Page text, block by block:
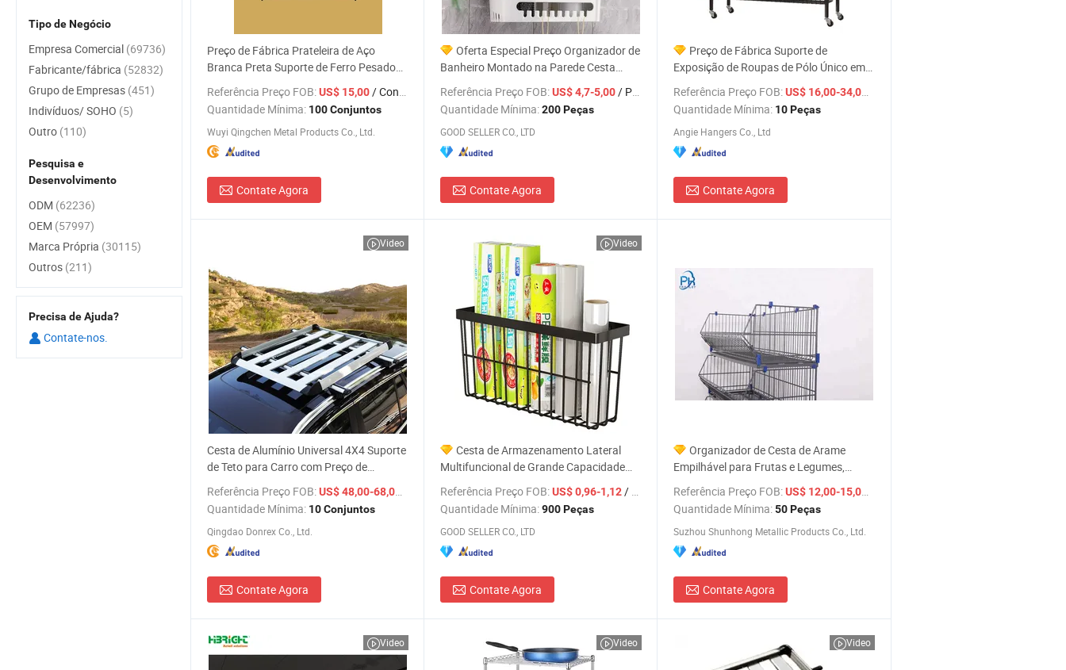
Preço de Fábrica Prateleira de Aço
Branca Preta Suporte de Ferro Pesado
para Armazenamento de Cestos
Economizador de Espaço
Referência Preço FOB:US$ 15,00/ Conjunto
Quantidade Mínima: 100 Conjuntos
Wuyi Qingchen Metal Products Co., Ltd.
Contate Agora
Oferta Especial Preço Organizador de
Banheiro Montado na Parede Cesta
Plástica para Chuveiro e Banheira
Referência Preço FOB:US$ 4,7-5,00/ Peça
Quantidade Mínima:200 Peças
GOOD SELLER CO., LTD
Contate Agora
Preço de Fábrica Suporte de
Exposição de Roupas de Pólo Único em
Preto, Ouro e Branco com Cesta de
Armazenamento Feita de Ferro para
Casa de Alta Costura
Referência Preço FOB:US$ 16,00-34,00 / Peça
Quantidade Mínima: 10 Peças
Angie Hangers Co., Ltd
Contate Agora
Video
Cesta de Alumínio Universal 4X4 Suporte
de Teto para Carro com Preço de
Atacado
Referência Preço FOB:US$ 48,00-68,00 / Conjunto
Quantidade Mínima: 10 Conjuntos
Qingdao Donrex Co., Ltd.
Contate Agora
Video
Cesta de Armazenamento Lateral
Multifuncional de Grande Capacidade
para Cozinha e Casa, Prateleira para
Refrigerador a Preço de Atacado
Referência Preço FOB:US$ 0,96-1,12/ Peça
Quantidade Mínima:900 Peças
GOOD SELLER CO., LTD
Contate Agora
Organizador de Cesta de Arame
Empilhável para Frutas e Legumes,
Suporte de Armazenamento Metálico
para Exposição de Frutas em Loja
Referência Preço FOB:US$ 12,00-15,00 / Peça
Quantidade Mínima:50 Peças
Suzhou Shunhong Metallic Products Co., Ltd.
Contate Agora
Video Video Video
Tipo de Negócio
Empresa Comercial (69736)
Fabricante/fábrica (52832)
Grupo de Empresas (451)
Indivíduos/ SOHO (5)
Outro (110)
Pesquisa e
Desenvolvimento
ODM (62236)
OEM (57997)
Marca Própria (30115)
Outros (211)
Precisa de Ajuda?
Contate-nos.